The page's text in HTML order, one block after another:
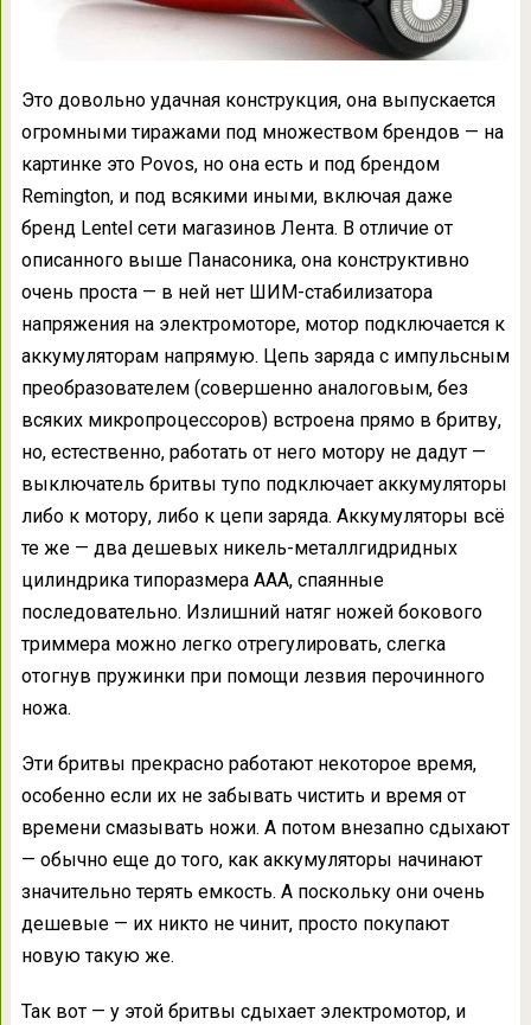
Это довольно удачная конструкция, она выпускается
огромными тиражами под множеством брендов — на
картинке это Povos, но она есть и под брендом
Remington, и под всякими иными, включая даже
бренд Lentel сети магазинов Лента. В отличие от
описанного выше Панасоника, она конструктивно
очень проста — в ней нет ШИМ-стабилизатора
напряжения на электромоторе, мотор подключается к
аккумуляторам напрямую. Цепь заряда с импульсным
преобразователем (совершенно аналоговым, без
всяких микропроцессоров) встроена прямо в бритву,
но, естественно, работать от него мотору не дадут —
выключатель бритвы тупо подключает аккумуляторы
либо к мотору, либо к цепи заряда. Аккумуляторы всё
те же — два дешевых никель-металлгидридных
цилиндрика типоразмера ААА, спаянные
последовательно. Излишний натяг ножей бокового
триммера можно легко отрегулировать, слегка
отогнув пружинки при помощи лезвия перочинного
ножа.
Эти бритвы прекрасно работают некоторое время,
особенно если их не забывать чистить и время от
времени смазывать ножи. А потом внезапно сдыхают
— обычно еще до того, как аккумуляторы начинают
значительно терять емкость. А поскольку они очень
дешевые — их никто не чинит, просто покупают
новую такую же.
Так вот — у этой бритвы сдыхает электромотор, и